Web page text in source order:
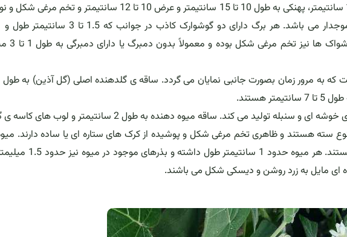
برگ ها دارای دمبرگ هایی به طول 5 تا 10 سانتیمتر، پهنکی به طول 10 تا 15 سانتیمتر و عرض 10 تا 12 سانتیمتر
سانتیمتر نیز پهنا دارند می
این گیاه تعداد زیادی میوه در گل آذین های خوشه ای و سنبله تولید می کند. ساقه میوه دهنده به طول 2
از نوع سته هستند و ظاهری تخم مرغی شکل و پوشیده از کرک های ستاره ای یا ساده دارند.
رسیده به رنگ زرد یا زرد مایل به نارنجی هستند. هر میوه حدود
ای مایل به زرد روشن و دیسکی شکل می باشند.